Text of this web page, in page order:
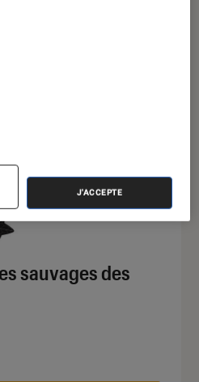
sauvages des
J'ACCEPTE